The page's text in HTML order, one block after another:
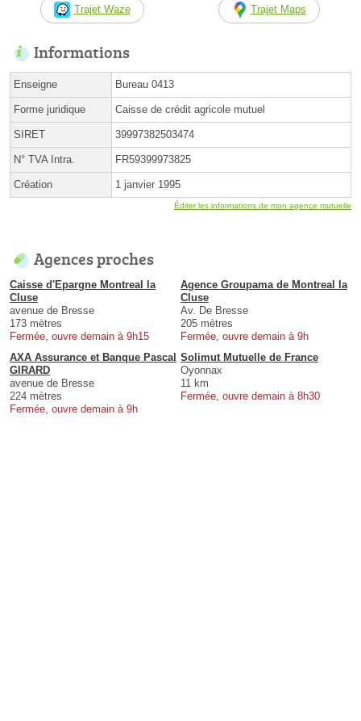
Trajet Waze Trajet Maps
Informations
Enseigne Bureau 0413
Forme juridique Caisse de crédit agricole mutuel
SIRET 39997382503474
N° TVA Intra. FR59399973825
Création 1 janvier 1995
Éditer les informations de mon agence mutuelle
Agences proches
Caisse d'Epargne Montreal la
Cluse
avenue de Bresse
173 mètres
Fermée, ouvre demain à 9h15
Agence Groupama de Montreal la
Cluse
Av. De Bresse
205 mètres
Fermée, ouvre demain à 9h
AXA Assurance et Banque Pascal
GIRARD
avenue de Bresse
224 mètres
Fermée, ouvre demain à 9h
Solimut Mutuelle de France
Oyonnax
11 km
Fermée, ouvre demain à 8h30